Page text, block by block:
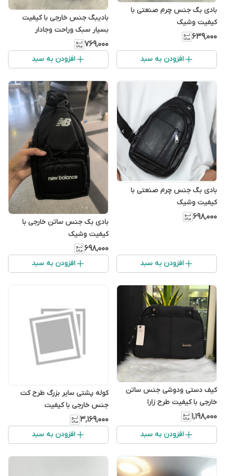
بادی بگ جنس چرم صنعتی با
کیفیت وشیک
۶۳۹٬۰۰۰
افزودن به سبد
بادیبگ جنس خارجی با کیفیت
بسیار سبک وراحت وجادار
۷۶۹٬۰۰۰
افزودن به سبد
بادی بگ جنس چرم صنعتی با
کیفیت وشیک
۶۹۸٬۰۰۰
افزودن به سبد
بادی بک جنس ساتن خارجی با
کیفیت وشیک
۶۹۸٬۰۰۰
افزودن به سبد
کیف دستی ودوشی جنس ساتن
خارجی با کیفیت طرح زارا
۱٬۱۹۸٬۰۰۰
افزودن به سبد
کوله پشتی سایر بزرگ طرح کت
جنس خارجی با کیفیت
۳٬۱۶۹٬۰۰۰
افزودن به سبد